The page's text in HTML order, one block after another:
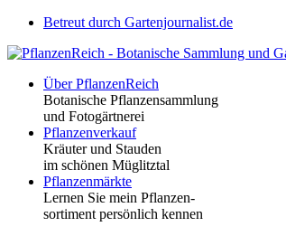
Betreut durch Gartenjournalist.de
Über PflanzenReich
Botanische Pflanzensammlung
und Fotogärtnerei
Pflanzenverkauf
Kräuter und Stauden
im schönen Müglitztal
Pflanzenmärkte
Lernen Sie mein Pflanzen-
sortiment persönlich kennen